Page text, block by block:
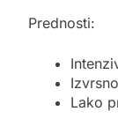
Prednosti:
Lako